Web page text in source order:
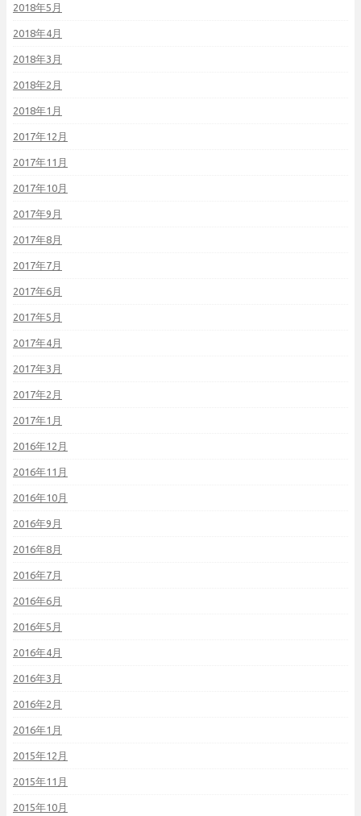
2018年5月
2018年4月
2018年3月
2018年2月
2018年1月
2017年12月
2017年11月
2017年10月
2017年9月
2017年8月
2017年7月
2017年6月
2017年5月
2017年4月
2017年3月
2017年2月
2017年1月
2016年12月
2016年11月
2016年10月
2016年9月
2016年8月
2016年7月
2016年6月
2016年5月
2016年4月
2016年3月
2016年2月
2016年1月
2015年12月
2015年11月
2015年10月